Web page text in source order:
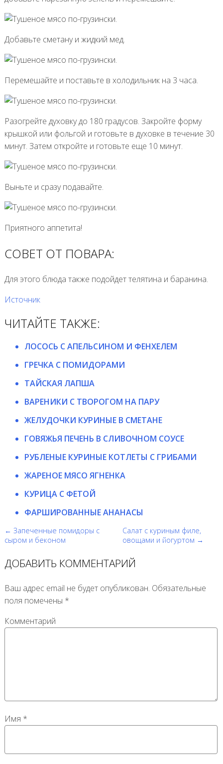
Добавьте сметану и жидкий мед.
Перемешайте и поставьте в холодильник на 3 часа.
Разогрейте духовку до 180 градусов. Закройте форму
крышкой или фольгой и готовьте в духовке в течение 30
минут. Затем откройте и готовьте еще 10 минут.
Выньте и сразу подавайте.
Приятного аппетита!
СОВЕТ ОТ ПОВАРА:
Для этого блюда также подойдет телятина и баранина.
Источник
ЧИТАЙТЕ ТАКЖЕ:
ЛОСОСЬ С АПЕЛЬСИНОМ И ФЕНХЕЛЕМ
ГРЕЧКА С ПОМИДОРАМИ
ТАЙСКАЯ ЛАПША
ВАРЕНИКИ С ТВОРОГОМ НА ПАРУ
ЖЕЛУДОЧКИ КУРИНЫЕ В СМЕТАНЕ
ГОВЯЖЬЯ ПЕЧЕНЬ В СЛИВОЧНОМ СОУСЕ
РУБЛЕНЫЕ КУРИНЫЕ КОТЛЕТЫ С ГРИБАМИ
ЖАРЕНОЕ МЯСО ЯГНЕНКА
КУРИЦА С ФЕТОЙ
ФАРШИРОВАННЫЕ АНАНАСЫ
← Запеченные помидоры с
сыром и беконом
Салат с куриным филе,
овощами и йогуртом →
ДОБАВИТЬ КОММЕНТАРИЙ
Ваш адрес email не будет опубликован. Обязательные
поля помечены *
Комментарий
Имя *